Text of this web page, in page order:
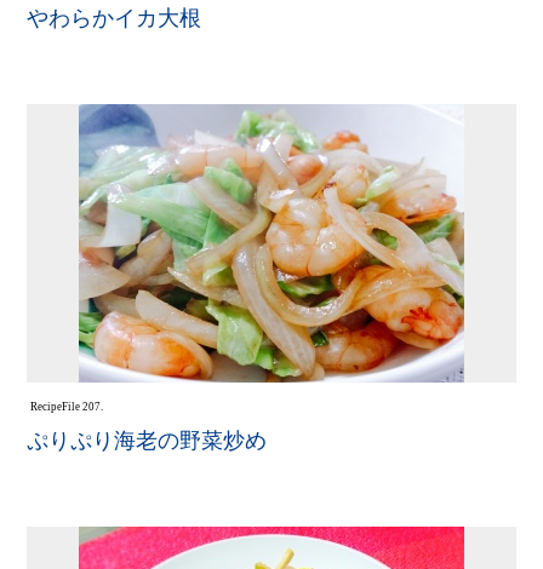
やわらかイカ大根
RecipeFile 207.
ぷりぷり海老の野菜炒め